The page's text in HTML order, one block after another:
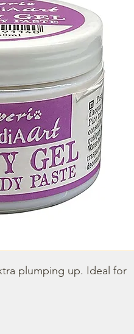
plumping up. Ideal for